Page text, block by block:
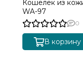
Кошелек из
WA-97
0
В корзину